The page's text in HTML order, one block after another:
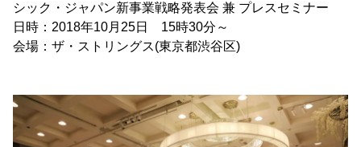
シック・ジャパン新事業戦略発表会 兼 プレスセミナー
日時：2018年10月25日 15時30分～
会場：ザ・ストリングス(東京都渋谷区)